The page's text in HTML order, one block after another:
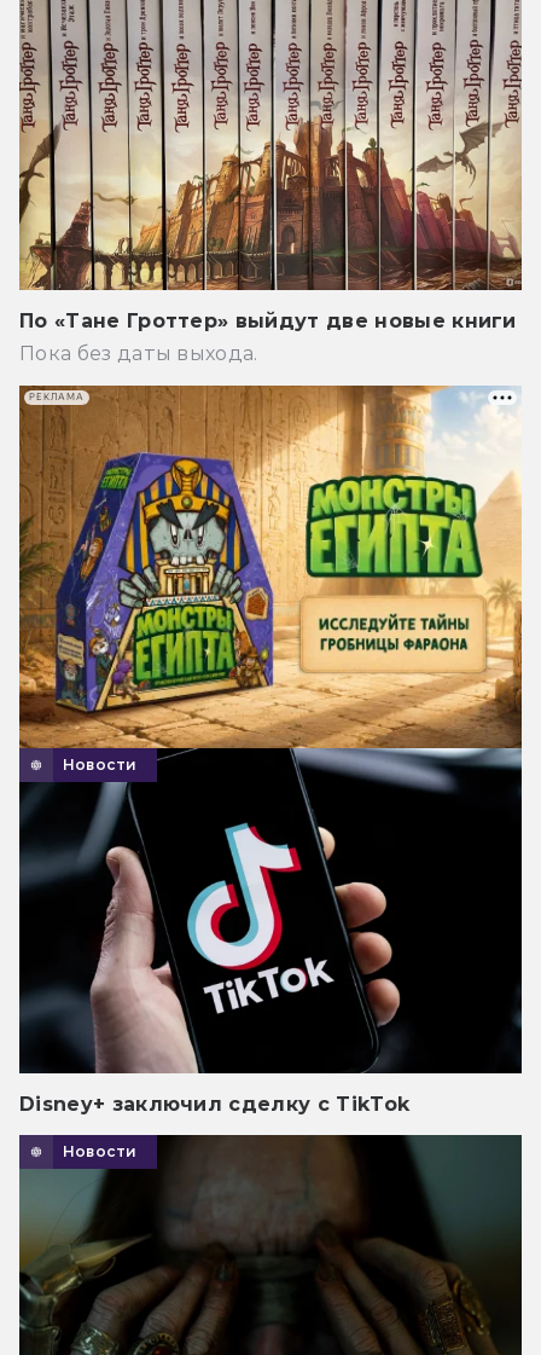
По «Тане Гроттер» выйдут две новые книги
Пока без даты выхода.
Новости
Disney+ заключил сделку с TikTok
Новости
РЕКЛАМА